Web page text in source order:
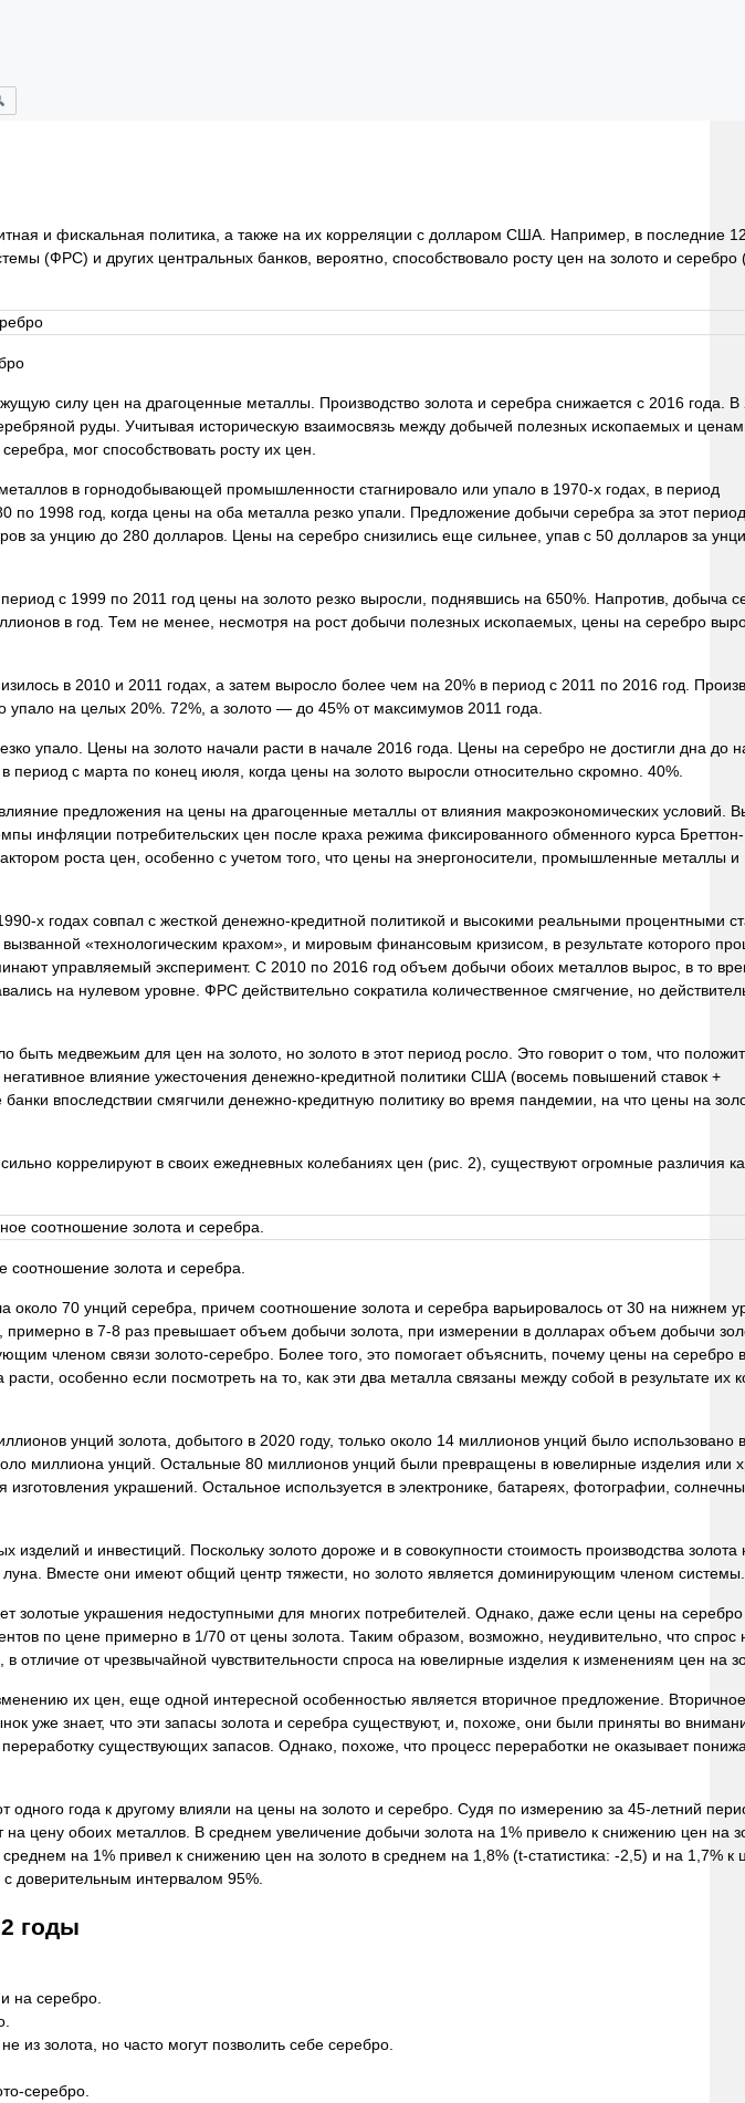
и фискальная политика, а также на их корреляции с долларом США. Например, в последние
(ФРС) и других центральных банков, вероятно, способствовало росту цен на золото и серебро
силу цен на драгоценные металлы. Производство золота и серебра снижается с 2016 года. В
руды. Учитывая историческую взаимосвязь между добычей полезных ископаемых и
мог способствовать росту их цен.
в горнодобывающей промышленности стагнировало или упало в 1970-х годах, в период
по 1998 год, когда цены на оба металла резко упали. Предложение добычи серебра за этот период
за унцию до 280 долларов. Цены на серебро снизились еще сильнее, упав с 50 долларов за
с 1999 по 2011 год цены на золото резко выросли, поднявшись на 650%. Напротив, добыча
в год. Тем не менее, несмотря на рост добычи полезных ископаемых, цены на серебро
в 2010 и 2011 годах, а затем выросло более чем на 20% в период с 2011 по 2016 год.
на целых 20%. 72%, а золото — до 45% от максимумов 2011 года.
упало. Цены на золото начали расти в начале 2016 года. Цены на серебро не достигли дна до
с марта по конец июля, когда цены на золото выросли относительно скромно. 40%.
предложения на цены на драгоценные металлы от влияния макроэкономических условий.
инфляции потребительских цен после краха режима фиксированного обменного курса
роста цен, особенно с учетом того, что цены на энергоносители, промышленные металлы и
х годах совпал с жесткой денежно-кредитной политикой и высокими реальными процентными
«технологическим крахом», и мировым финансовым кризисом, в результате которого
управляемый эксперимент. С 2010 по 2016 год объем добычи обоих металлов вырос, в то
на нулевом уровне. ФРС действительно сократила количественное смягчение, но
медвежьим для цен на золото, но золото в этот период росло. Это говорит о том, что
влияние ужесточения денежно-кредитной политики США (восемь повышений ставок +
впоследствии смягчили денежно-кредитную политику во время пандемии, на что цены на
коррелируют в своих ежедневных колебаниях цен (рис. 2), существуют огромные различия
соотношение золота и серебра.
70 унций серебра, причем соотношение золота и серебра варьировалось от 30 на нижнем
в 7-8 раз превышает объем добычи золота, при измерении в долларах объем добычи
членом связи золото-серебро. Более того, это помогает объяснить, почему цены на серебро
особенно если посмотреть на то, как эти два металла связаны между собой в результате их
унций золота, добытого в 2020 году, только около 14 миллионов унций было использовано в
миллиона унций. Остальные 80 миллионов унций были превращены в ювелирные изделия или
украшений. Остальное используется в электронике, батареях, фотографии,
и инвестиций. Поскольку золото дороже и в совокупности стоимость производства золота
Вместе они имеют общий центр тяжести, но золото является доминирующим членом системы.
золотые украшения недоступными для многих потребителей. Однако, даже если цены на серебро
по цене примерно в 1/70 от цены золота. Таким образом, возможно, неудивительно, что спрос
от чрезвычайной чувствительности спроса на ювелирные изделия к изменениям цен на
их цен, еще одной интересной особенностью является вторичное предложение. Вторичное
знает, что эти запасы золота и серебра существуют, и, похоже, они были приняты во
существующих запасов. Однако, похоже, что процесс переработки не оказывает
года к другому влияли на цены на золото и серебро. Судя по измерению за 45-летний
цену обоих металлов. В среднем увеличение добычи золота на 1% привело к снижению цен на
на 1% привел к снижению цен на золото в среднем на 1,8% (t-статистика: -2,5) и на 1,7% к
с доверительным интервалом 95%.
годы
на серебро.
золота, но часто могут позволить себе серебро.
серебро.